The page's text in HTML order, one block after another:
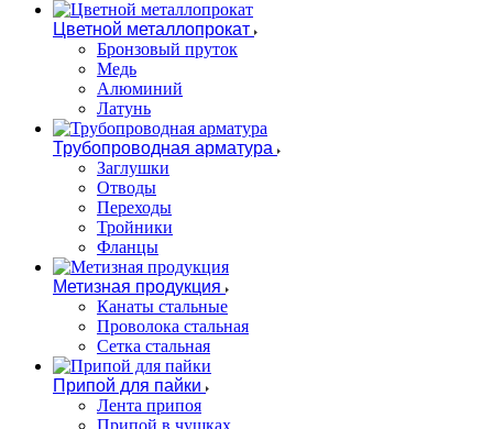
Цветной металлопрокат
Бронзовый пруток
Медь
Алюминий
Латунь
Трубопроводная арматура
Заглушки
Отводы
Переходы
Тройники
Фланцы
Метизная продукция
Канаты стальные
Проволока стальная
Сетка стальная
Припой для пайки
Лента припоя
Припой в чушках